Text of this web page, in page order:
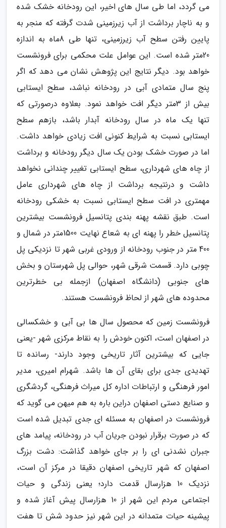
می گردد، اما طی سال های اخیر، این رودخانه خشک شده
و به ناچار برداشت از آب زیرزمینی شدت گرفته که منجر به
پایین رفتن سطح آب زیرزمینی، تنها طی 8ماه به اندازه
20متر شده است. این عوامل علت محکمی برای فرونشست
خواهد بود. دیگر نتایج این پژوهش نشان می دهد که اگر
پنج سال متمادی آبی در رودخانه نباشد، سطح ایستابی
بیش از 3متر دیگر افت خواهد نمود. بعلاوه درصورتی که
تنها یک ماه در سال رودخانه آبدار باشد، بازهم سطح
ایستابی نسبت به شرایط کنونی افت زیادی خواهد داشت.
اما در صورت خشک بودن یک سال دیگر رودخانه و برداشت
از چاه های شهرداری، سطح ایستابی تغییر چندانی نخواهد
داشت و درنتیجه برداشت از چاه های شهرداری عامل
مهمتری در افت سطح ایستابی نسبت به خشکی رودخانه
است. طبق نقشه پهنه بندی پتانسیل فرونشست بیشترین
پتانسیل خطر را پهنه ای به شعاع نهایت 1500متر در شمال و
400 متر در جنوب رودخانه از ورودی غربی شهر تا نزدیکی پل
چوبی دارد. قسمت شرقی شهر، حوالی پل شهرستان و بخش
های جنوبی (دانشگاه اصفهان) ازجمله بی خطرترین
محدوده های شهر از لحاظ فرونشست هستند.
فرونشست زمین که محصول سال ها بی آبی و خشکسالی
در اصفهان است، اکنون خودش را به نقاط مرکزی شهر -یعنی
جایی که بیشترین آثار تاریخی وجود دارند- رسانده تا
تهدیدی جدی برای بقای آن ها باشد. شهرام امیری، مدیر
امور فرهنگی و ارتباطات اداره کل میراث فرهنگی، گردشگری
و صنایع دستی اصفهان دراین باره به هم میهن می گوید که
فرونشست در اصفهان به مسئله ای جدی تبدیل شده است
که در صورت برقرار نبودن جریان آب در رودخانه، پیامد های
جبران نشدنی ای را بر جای خواهد گذاشت: دشت بزرگ
اصفهان که شهر تاریخی اصفهان دقیقا در مرکز آن است،
نزدیک 10 هزارسال قدمت دارد؛ یعنی زندگی و حیات
اجتماعی مردم این شهر از 10 هزارسال پیش آغاز شده و
پیشینه حیات متمدانه در این شهر نیز حدود شش تا هفت